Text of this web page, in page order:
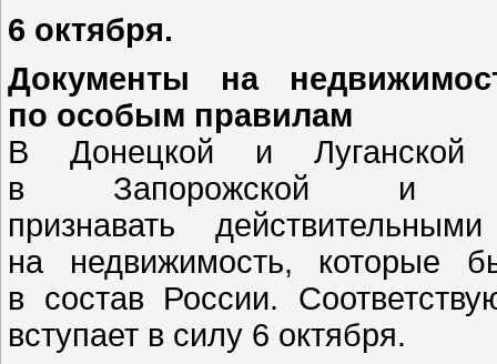
6 октября.
Документы на
по особым правилам
В Донецкой и Луганской
в Запорожской и
признавать
на недвижимость, которые
в состав России.
вступает в силу 6 октября.